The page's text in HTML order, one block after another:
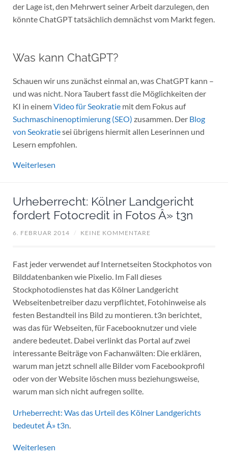
der Lage ist, den Mehrwert seiner Arbeit darzulegen, den
könnte ChatGPT tatsächlich demnächst vom Markt fegen.
Was kann ChatGPT?
Schauen wir uns zunächst einmal an, was ChatGPT kann –
und was nicht. Nora Taubert fasst die Möglichkeiten der
KI in einemVideo für Seokratiemit dem Fokus auf
Suchmaschinenoptimierung (SEO) zusammen. Der Blog
von Seokratiesei übrigens hiermit allen Leserinnen und
Lesern empfohlen.
Weiterlesen
Urheberrecht: Kölner Landgericht
fordert Fotocredit in Fotos Â» t3n
6. FEBRUAR 2014 / KEINE KOMMENTARE
Fast jeder verwendet auf Internetseiten Stockphotos von
Bilddatenbanken wie Pixelio. Im Fall dieses
Stockphotodienstes hat das Kölner Landgericht
Webseitenbetreiber dazu verpflichtet, Fotohinweise als
festen Bestandteil ins Bild zu montieren. t3n berichtet,
was das für Webseiten, für Facebooknutzer und viele
andere bedeutet. Dabei verlinkt das Portal auf zwei
interessante Beiträge von Fachanwälten: Die erklären,
warum man jetzt schnell alle Bilder vom Facebookprofil
oder von der Website löschen muss beziehungsweise,
warum man sich nicht aufregen sollte.
Urheberrecht: Was das Urteil des Kölner Landgerichts
bedeutet Â» t3n.
Weiterlesen